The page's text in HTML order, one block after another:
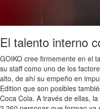
El talento interno
GOIKO cree firmemente en el
su staff como uno de los
alto, de ahí su empeño en
Edition que son posibles
Coca Cola. A través de ellas,